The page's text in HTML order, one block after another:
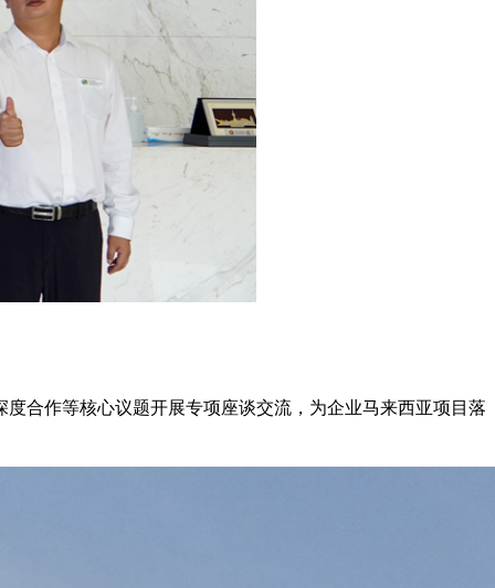
合作等核心议题开展专项座谈交流，为企业马来西亚项目落